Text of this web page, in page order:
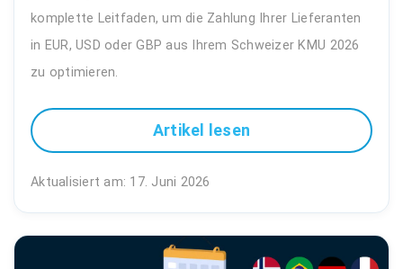
komplette Leitfaden, um die Zahlung Ihrer Lieferanten
in EUR, USD oder GBP aus Ihrem Schweizer KMU 2026
zu optimieren.
Artikel lesen
Aktualisiert am: 17. Juni 2026